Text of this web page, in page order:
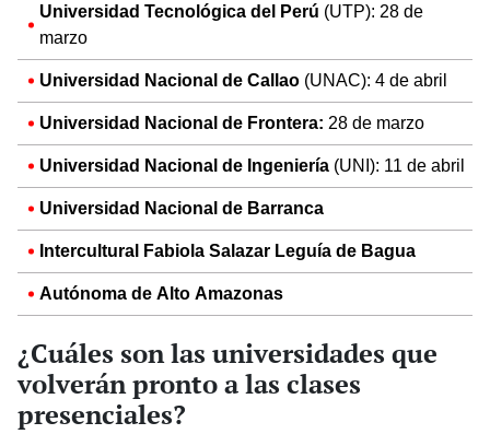
Universidad Tecnológica del Perú (UTP): 28 de
marzo
Universidad Nacional de Callao (UNAC): 4 de abril
Universidad Nacional de Frontera: 28 de marzo
Universidad Nacional de Ingeniería (UNI): 11 de abril
Universidad Nacional de Barranca
Intercultural Fabiola Salazar Leguía de Bagua
Autónoma de Alto Amazonas
¿Cuáles son las universidades que
volverán pronto a las clases
presenciales?